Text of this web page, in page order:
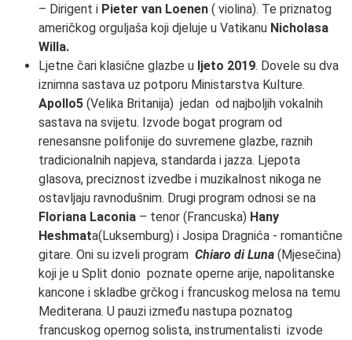
– Dirigent i Pieter van Loenen ( violina). Te priznatog
američkog orguljaša koji djeluje u Vatikanu Nicholasa
Willa.
Ljetne čari klasične glazbe u ljeto 2019. Dovele su dva
iznimna sastava uz potporu Ministarstva Kulture.
Apollo5 (Velika Britanija) jedan od najboljih vokalnih
sastava na svijetu. Izvode bogat program od
renesansne polifonije do suvremene glazbe, raznih
tradicionalnih napjeva, standarda i jazza. Ljepota
glasova, preciznost izvedbe i muzikalnost nikoga ne
ostavljaju ravnodušnim. Drugi program odnosi se na
Floriana Laconia – tenor (Francuska) Hany
Heshmata(Luksemburg) i Josipa Dragnića - romantične
gitare. Oni su izveli program Chiaro di Luna (Mjesečina)
koji je u Split donio poznate operne arije, napolitanske
kancone i skladbe grčkog i francuskog melosa na temu
Mediterana. U pauzi između nastupa poznatog
francuskog opernog solista, instrumentalisti izvode